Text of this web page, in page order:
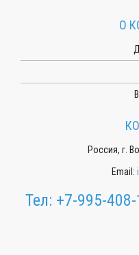
О
Россия, г.
Email:
Тел: +7-995-